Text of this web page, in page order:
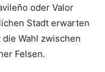
oder Valor
Stadt erwarten
Wahl zwischen
Felsen.